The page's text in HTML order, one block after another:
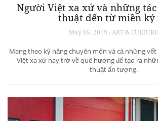
Người Việt xa xứ và những
thuật đến từ miền ký
May 05, 2019 / ART & CULTURE
Mang theo kỹ năng chuyên môn và cả những
Việt xa xứ nay trở về quê hương để tạo ra
thuật ấn tượng.